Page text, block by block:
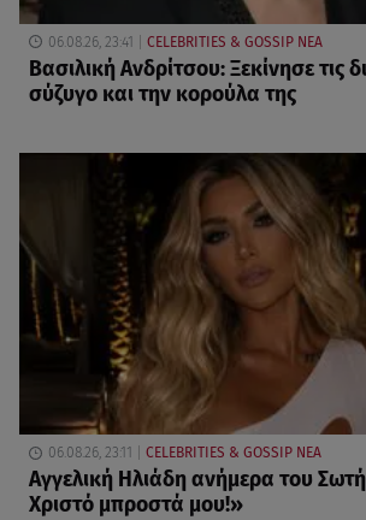
06.08.26, 23:41 CELEBRITIES & GOSSIP ΝΕΑ
Βασιλική Ανδρίτσου: Ξεκίνησε τις
σύζυγο και την κορούλα της
06.08.26, 23:11 CELEBRITIES & GOSSIP ΝΕΑ
Αγγελική Ηλιάδη ανήμερα του
Χριστό μπροστά μου!»